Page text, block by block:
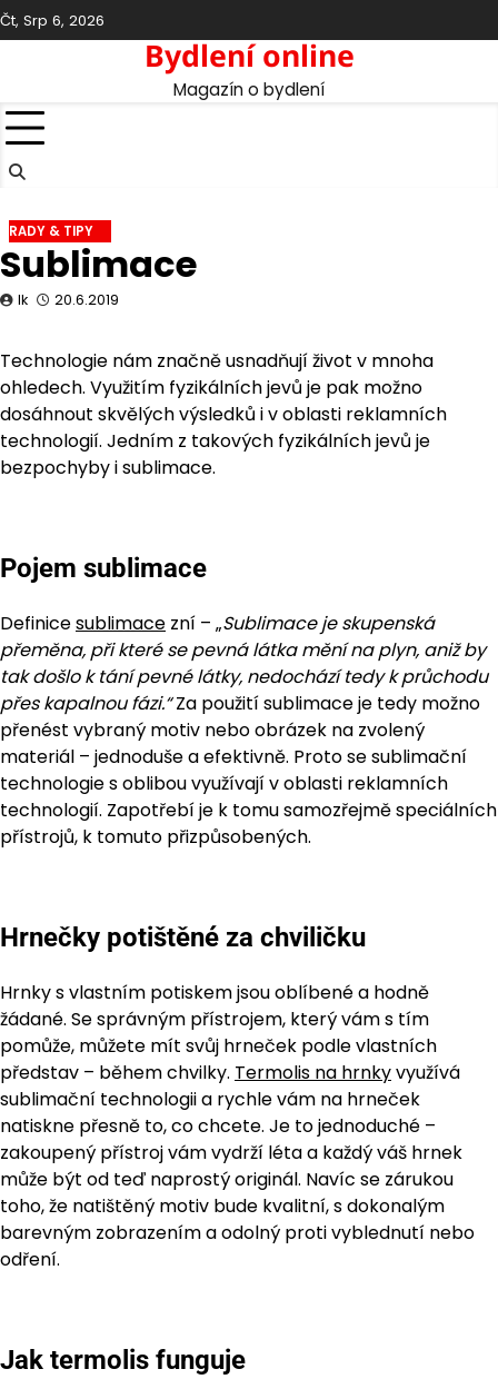
Skip
to
Čt, Srp 6, 2026
Bydlení online
Magazín o bydlení
RADY & TIPY
Sublimace
lk 20.6.2019
Technologie nám značně usnadňují život v mnoha
ohledech. Využitím fyzikálních jevů je pak možno
dosáhnout skvělých výsledků i v oblasti reklamních
technologií. Jedním z takových fyzikálních jevů je
bezpochyby i sublimace.
Pojem sublimace
Definicesublimace zní – „Sublimace je skupenská
přeměna, při které se pevná látka mění na plyn, aniž by
tak došlo k tání pevné látky, nedochází tedy k průchodu
přes kapalnou fázi.“Za použití sublimace je tedy možno
přenést vybraný motiv nebo obrázek na zvolený
materiál – jednoduše a efektivně. Proto se sublimační
technologie s oblibou využívají v oblasti reklamních
technologií. Zapotřebí je k tomu samozřejmě speciálních
přístrojů, k tomuto přizpůsobených.
Hrnečky potištěné za chviličku
Hrnky s vlastním potiskem jsou oblíbené a hodně
žádané. Se správným přístrojem, který vám s tím
pomůže, můžete mít svůj hrneček podle vlastních
představ – během chvilky. Termolis na hrnkyvyužívá
sublimační technologii a rychle vám na hrneček
natiskne přesně to, co chcete. Je to jednoduché –
zakoupený přístroj vám vydrží léta a každý váš hrnek
může být od teď naprostý originál. Navíc se zárukou
toho, že natištěný motiv bude kvalitní, s dokonalým
barevným zobrazením a odolný proti vyblednutí nebo
odření.
Jak termolis funguje